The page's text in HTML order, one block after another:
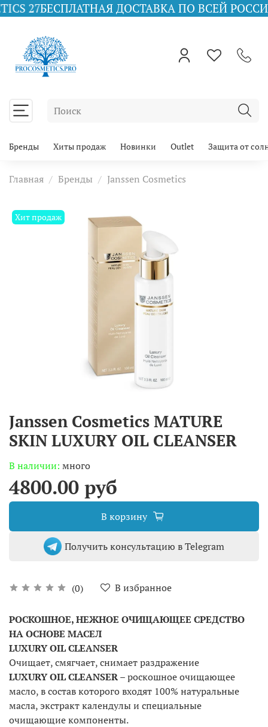
ДОСТАВКА ПО ВСЕЙ РОССИИ ПРИ
Бренды Хиты продаж Новинки Outlet Защита от
Главная Бренды Janssen Cosmetics
Хит продаж
Janssen Cosmetics MATURE
SKIN LUXURY OIL CLEANSER
(0) В избранное
В наличии: много
4800.00 руб
В корзину
Получить консультацию в Telegram
РОСКОШНОЕ, НЕЖНОЕ ОЧИЩАЮЩЕЕ СРЕДСТВО
НА ОСНОВЕ МАСЕЛ
LUXURY OIL CLEANSER
Очищает, смягчает, снимает раздражение
LUXURY OIL CLEANSER– роскошное очищающее
масло, в состав которого входят 100% натуральные
масла, экстракт календулы и специальные
очищающие компоненты.